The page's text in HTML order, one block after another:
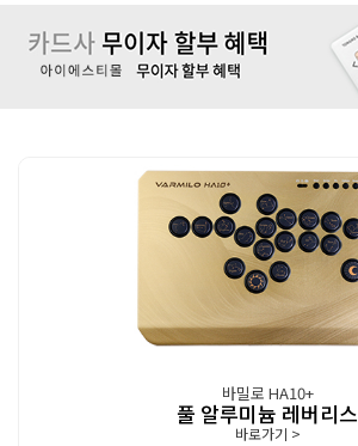
바밀로 HA10+
풀 알루미늄 레버리스
바로가기 >